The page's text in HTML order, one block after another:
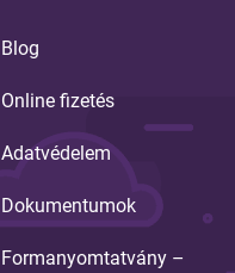
Blog
Online fizetés
Adatvédelem
Dokumentumok
Formanyomtatvány –